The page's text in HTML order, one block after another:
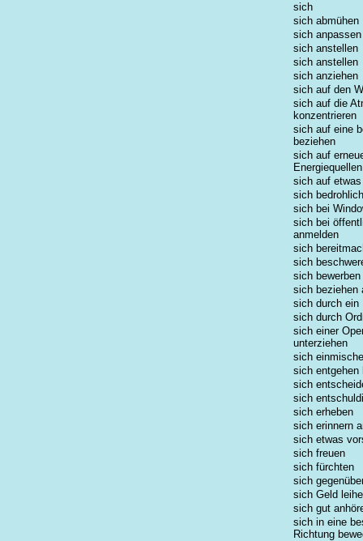
sich
sich abmühen
sich anpassen
sich anstellen
sich anstellen
sich anziehen
sich auf den
sich auf die
konzentrieren
sich auf eine
beziehen
sich auf
sich auf
sich
sich bei
sich bei
anmelden
sich
sich
sich bewerben
sich beziehen
sich durch ein
sich durch
sich einer
unterziehen
sich
sich entgehen
sich
sich
sich erheben
sich erinnern
sich etwas
sich freuen
sich fürchten
sich
sich Geld
sich gut
sich in eine
Richtung